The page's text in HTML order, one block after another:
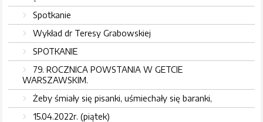
Spotkanie
Wykład dr Teresy Grabowskiej
SPOTKANIE
79. ROCZNICA POWSTANIA W GETCIE
WARSZAWSKIM.
Żeby śmiały się pisanki, uśmiechały się baranki,
15.04.2022r. (piątek)